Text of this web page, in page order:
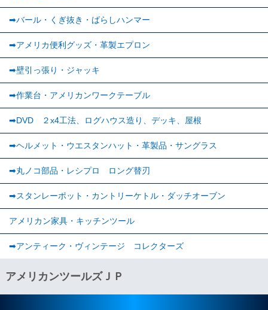
➡バール・くぎ抜き・ばらしハンマー
➡アメリカ便利グッズ・革製エプロン
➡壁引っ張り・ジャッキ
➡作業台・アメリカンワークテーブル
➡DVD ２x4工法、ログハウス造り、デッキ、屋根
➡ヘルメット・ウエスタンハット・革製品・サングラス
➡丸ノコ部品・レシプロ ロング替刃
➡スタンレーポット・カントリーケトル・ダッチオーブン
アメリカン家具・キッチンツール
➡︎アンティーク・ヴィンテージ コレクターズ
アメリカンツールズＪＰ